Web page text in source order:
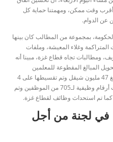
وقت ممكن، ومهمتنا حماية كل
عن الدوام.
بمجموعة من المطالب كان بينها
المتراكمة وغلاء المعيشة، وملفات
ومطالبات تجاه قطاع غزة، مبينا أنه
المبالغ المقطوعة للمعلمين
واخضاعها للتقاعد، والمستحقات المالية وتبلغ 47 مليون شيقل وتم تقسيطها على 4
دفعات وصرفت الدفعة الأولى، وتم استحداث أرقام وظيفية لـ705 من الموظفين وتم
تم استحداث وظائف لقطاع غزة.
في لجنة من أجل